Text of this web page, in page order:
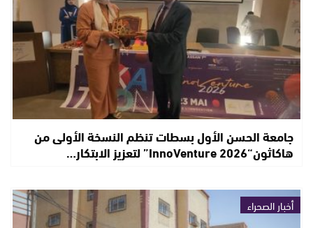
جامعة الحسن الأول بسطات تنظم النسخة الأولى من
هاكاثون“InnoVenture 2026” لتعزيز الابتكار…
أخبار الصحراء